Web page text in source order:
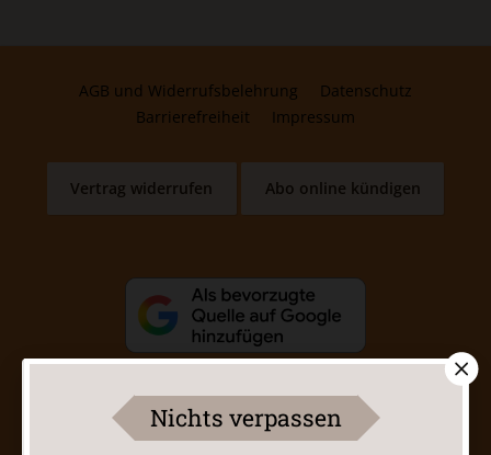
AGB und Widerrufsbelehrung
Datenschutz
Barrierefreiheit
Impressum
Vertrag widerrufen Abo online kündigen
Nichts verpassen